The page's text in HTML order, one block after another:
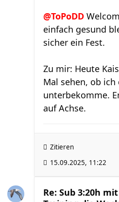
@ToPoDD
einfach gesund
sicher ein Fest.
Zu mir: Heute
Mal sehen, ob ich
unterbekomme.
auf Achse.
Zitieren
15.09.2025, 11:22
Re: Sub 3:20h